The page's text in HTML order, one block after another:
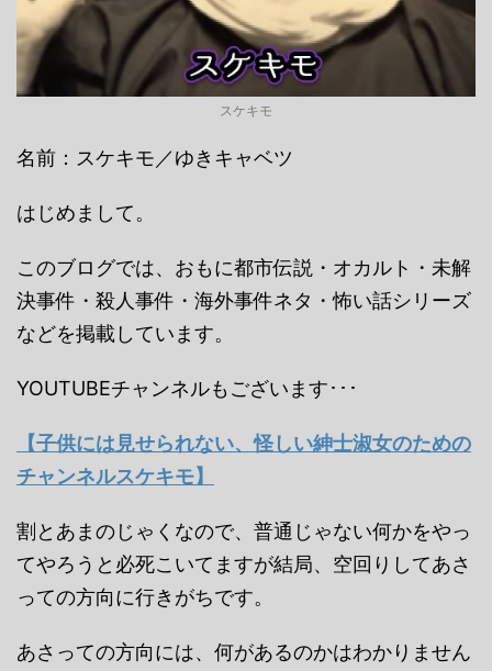
スケキモ
名前：スケキモ／ゆきキャベツ
はじめまして。
このブログでは、おもに都市伝説・オカルト・未解
決事件・殺人事件・海外事件ネタ・怖い話シリーズ
などを掲載しています。
YOUTUBEチャンネルもございます･･･
【子供には見せられない、怪しい紳士淑女のための
チャンネルスケキモ】
割とあまのじゃくなので、普通じゃない何かをやっ
てやろうと必死こいてますが結局、空回りしてあさ
っての方向に行きがちです。
あさっての方向には、何があるのかはわかりません